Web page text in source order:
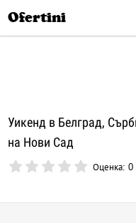
Ofertini
Уикенд в Белград,
на Нови Сад
Оценка:0